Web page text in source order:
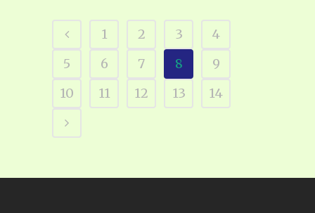
1 2 3
4
5
6 7 8
9
10
11 12 13 14